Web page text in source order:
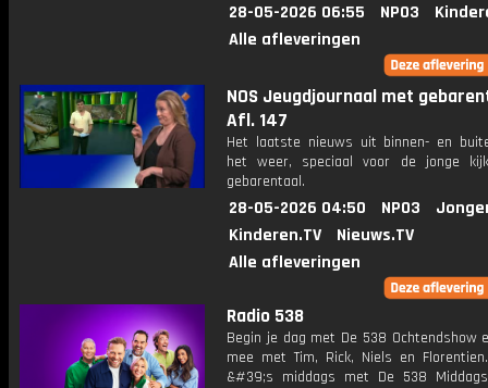
28-05-2026 06:55 NPO3
Alle afleveringen
NOS Jeugdjournaal met
Afl. 147
Het laatste nieuws uit binnen- en
het weer, speciaal voor de jonge
gebarentaal.
28-05-2026 04:50 NPO3
Kinderen.TV
Nieuws.TV
Alle afleveringen
Radio 538
Begin je dag met De 538 Ochtendshow
mee met Tim, Rick, Niels en
&#39;s middags met De 538